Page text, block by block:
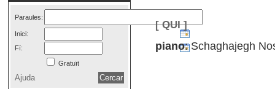
Paraules:
Inici:
Fí:
Gratuït
Ajuda
[ QUI ]
piano: Schaghajegh